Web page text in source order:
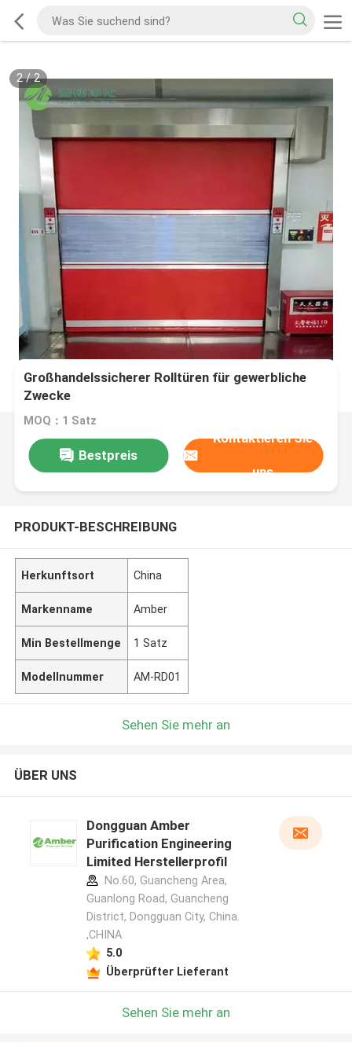
2/2
Großhandelssicherer Rolltüren für gewerbliche
Zwecke
MOQ：1 Satz
Bestpreis
Kontaktieren Sie
uns
PRODUKT-BESCHREIBUNG
Herkunftsort China
Markenname Amber
Min Bestellmenge 1 Satz
Modellnummer AM-RD01
Sehen Sie mehr an
ÜBER UNS
Dongguan Amber
Purification Engineering
Limited Herstellerprofil
No.60, Guancheng Area,
Guanlong Road, Guancheng
District, Dongguan City, China.
,CHINA
5.0
Überprüfter Lieferant
Sehen Sie mehr an